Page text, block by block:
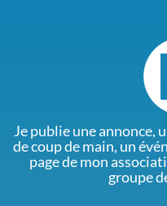
Je publie une annonce,
de coup de main, un
page de mon
groupe